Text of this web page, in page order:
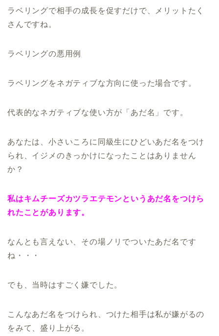
ラベリングで相手の成長を促すだけで、メリットたく
さんですね。
ラベリングの悪用例
ラベリングをネガティブな方向に使った場合です。
代表的なネガティブな使い方が「あだ名」です。
あなたは、小さいころに同級生にひどいあだ名をつけ
られ、イジメのきっかけになったことはありません
か？
私はキムチーズカツラエテモンというあだ名をつけら
れたことがあります。
なんとも言えない、その場ノリでついたあだ名です
ね・・・
でも、当時はすごく嫌でした。
こんなあだ名をつけられ、つけた相手は私が嫌がるの
をみて、盛り上がる。